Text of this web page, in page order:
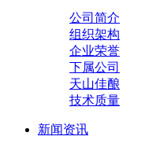
公司简介
组织架构
企业荣誉
下属公司
天山佳酿
技术质量
新闻资讯